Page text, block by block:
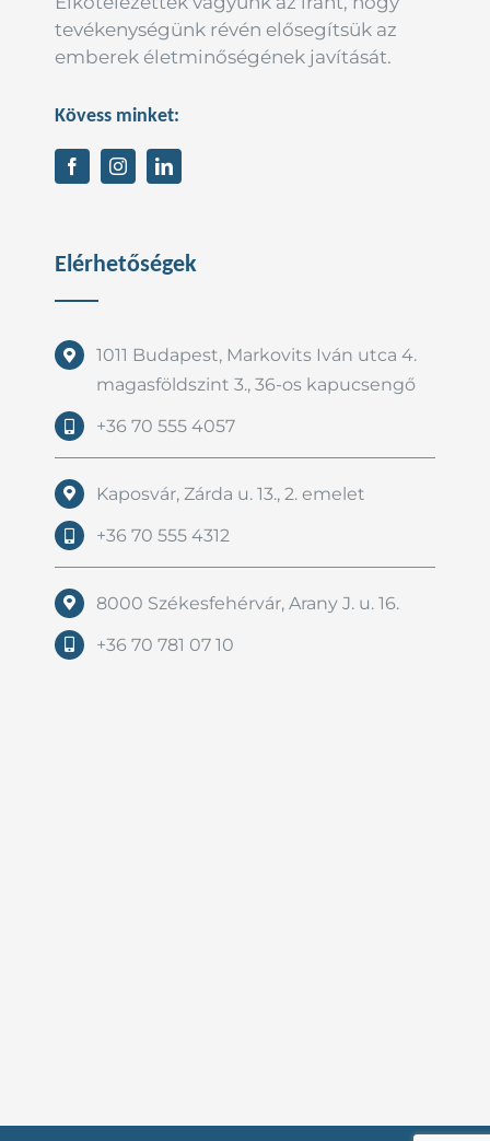
tevékenységünk révén elősegítsük az
emberek életminőségének javítását.
Kövess minket:
Elérhetőségek
1011 Budapest, Markovits Iván utca 4.
magasföldszint 3., 36-os kapucsengő
+36 70 555 4057
Kaposvár, Zárda u. 13., 2. emelet
+36 70 555 4312
8000 Székesfehérvár, Arany J. u. 16.
+36 70 781 07 10